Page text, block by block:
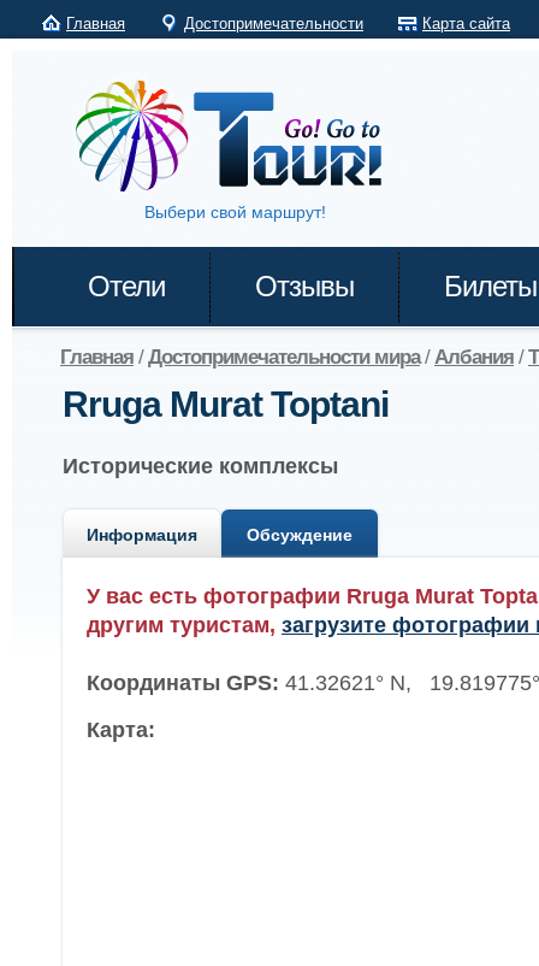
Главная Достопримечательности Карта сайта
Выбери свой маршрут!
Отели Отзывы Билеты
Главная /Достопримечательности мира/Албания /
Rruga Murat Toptani
Исторические комплексы
Информация Обсуждение
У вас есть фотографии Rruga Murat
другим туристам, загрузите фотографии
Координаты GPS: 41.32621° N,
Карта: